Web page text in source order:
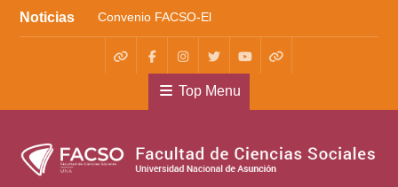
Noticias
Convenio FACSO-El
Cántaro
Kera yvoty en SciELO
Convenio FACSO – Ateneo
WhatsAppFacebookInstagram
X YoutubeTikTok
Top Menu